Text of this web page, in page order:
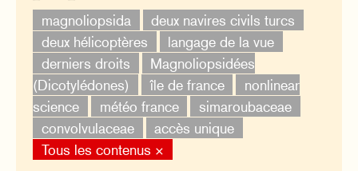
magnoliopsida
deux navires civils turcs
deux hélicoptères
langage de la vue
derniers droits
Magnoliopsidées
(Dicotylédones)
île de france
nonlinear
science
météo france
simaroubaceae
convolvulaceae
accès unique
Tous les contenus ×